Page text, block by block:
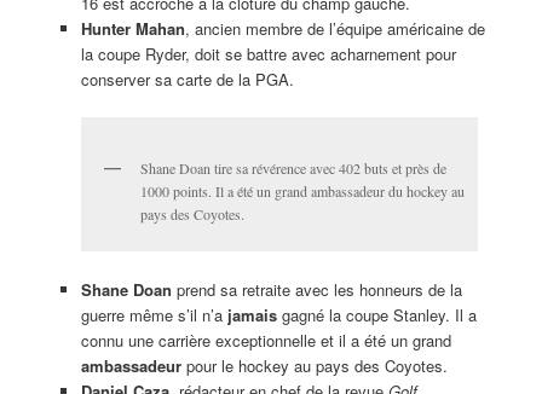
Hunter Mahan, ancien membre de l’équipe américaine de
la coupe Ryder, doit se battre avec acharnement pour
conserver sa carte de la PGA.
Shane Doan tire sa révérence avec 402 buts et près de
1000 points. Il a été un grand ambassadeur du hockey au
pays des Coyotes.
Shane Doan prend sa retraite avec les honneurs de la
guerre même s’il n’a jamaisgagné la coupe Stanley. Il a
connu une carrière exceptionnelle et il a été un grand
ambassadeurpour le hockey au pays des Coyotes.